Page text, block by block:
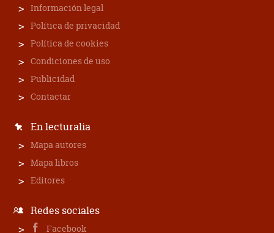
Información legal
Política de privacidad
Política de cookies
Condiciones de uso
Publicidad
Contactar
En lecturalia
Mapa autores
Mapa libros
Editores
Redes sociales
Facebook